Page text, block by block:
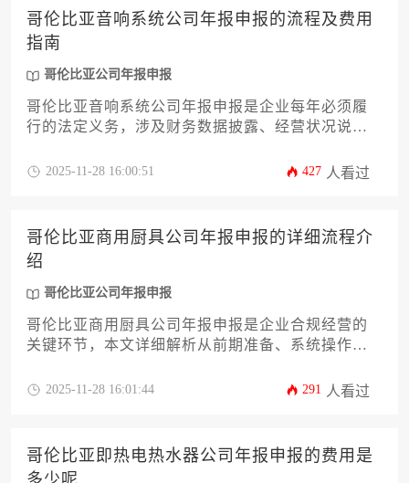
点，有效规避因材料不全或格式错误导致的延误风
险，确保您的公司顺利完成哥伦比亚公司年报申报
的合规义务。
哥伦比亚音响系统公司年报申报的流程及费用
指南
哥伦比亚公司年报申报
哥伦比亚音响系统公司年报申报是企业每年必须履
行的法定义务，涉及财务数据披露、经营状况说明
环节，涵盖时间节点、材料准备、线上提交及费用
2025-11-28 16:00:51 427 人看过
哥伦比亚商用厨具公司年报申报的详细流程介
绍
哥伦比亚公司年报申报
哥伦比亚商用厨具公司年报申报是企业合规经营的
关键环节，本文详细解析从前期准备、系统操作到
务，规避法律风险，确保企业信用体系完整构建。
2025-11-28 16:01:44 291 人看过
哥伦比亚即热电热水器公司年报申报的费用是